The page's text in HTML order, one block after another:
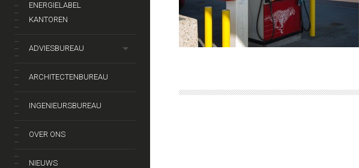
ENERGIELABEL
KANTOREN
ADVIESBUREAU
ARCHITECTENBUREAU
INGENIEURSBUREAU
OVER ONS
NIEUWS